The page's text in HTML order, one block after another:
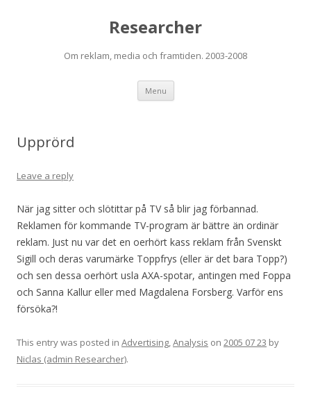
Researcher
Om reklam, media och framtiden. 2003-2008
Menu Skip to content
Upprörd
Leave a reply
När jag sitter och slötittar på TV så blir jag förbannad.
Reklamen för kommande TV-program är bättre än ordinär
reklam. Just nu var det en oerhört kass reklam från Svenskt
Sigill och deras varumärke Toppfrys (eller är det bara Topp?)
och sen dessa oerhört usla AXA-spotar, antingen med Foppa
och Sanna Kallur eller med Magdalena Forsberg. Varför ens
försöka?!
This entry was posted in Advertising,Analysis on 2005 07 23 by
Niclas (admin Researcher).